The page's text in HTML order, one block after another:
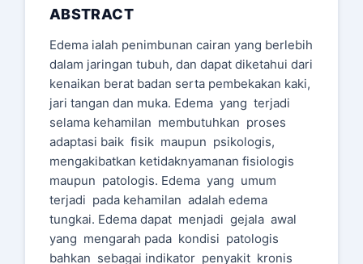
ABSTRACT
Edema ialah penimbunan cairan yang berlebih
dalam jaringan tubuh, dan dapat diketahui dari
kenaikan berat badan serta pembekakan kaki,
jari tangan dan muka. Edema yang terjadi
selama kehamilan membutuhkan proses
adaptasi baik fisik maupun psikologis,
mengakibatkan ketidaknyamanan fisiologis
maupun patologis. Edema yang umum
terjadi pada kehamilan adalah edema
tungkai. Edema dapat menjadi gejala awal
yang mengarah pada kondisi patologis
bahkan sebagai indikator penyakit kronis